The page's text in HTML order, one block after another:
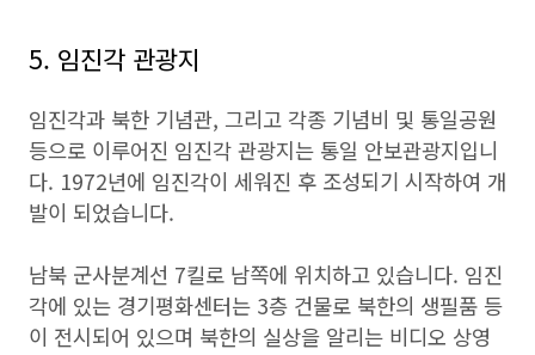
5. 임진각 관광지
임진각과 북한 기념관, 그리고 각종 기념비 및 통일공원
등으로 이루어진 임진각 관광지는 통일 안보관광지입니
다. 1972년에 임진각이 세워진 후 조성되기 시작하여 개
발이 되었습니다.
남북 군사분계선 7킬로 남쪽에 위치하고 있습니다. 임진
각에 있는 경기평화센터는 3층 건물로 북한의 생필품 등
이 전시되어 있으며 북한의 실상을 알리는 비디오 상영